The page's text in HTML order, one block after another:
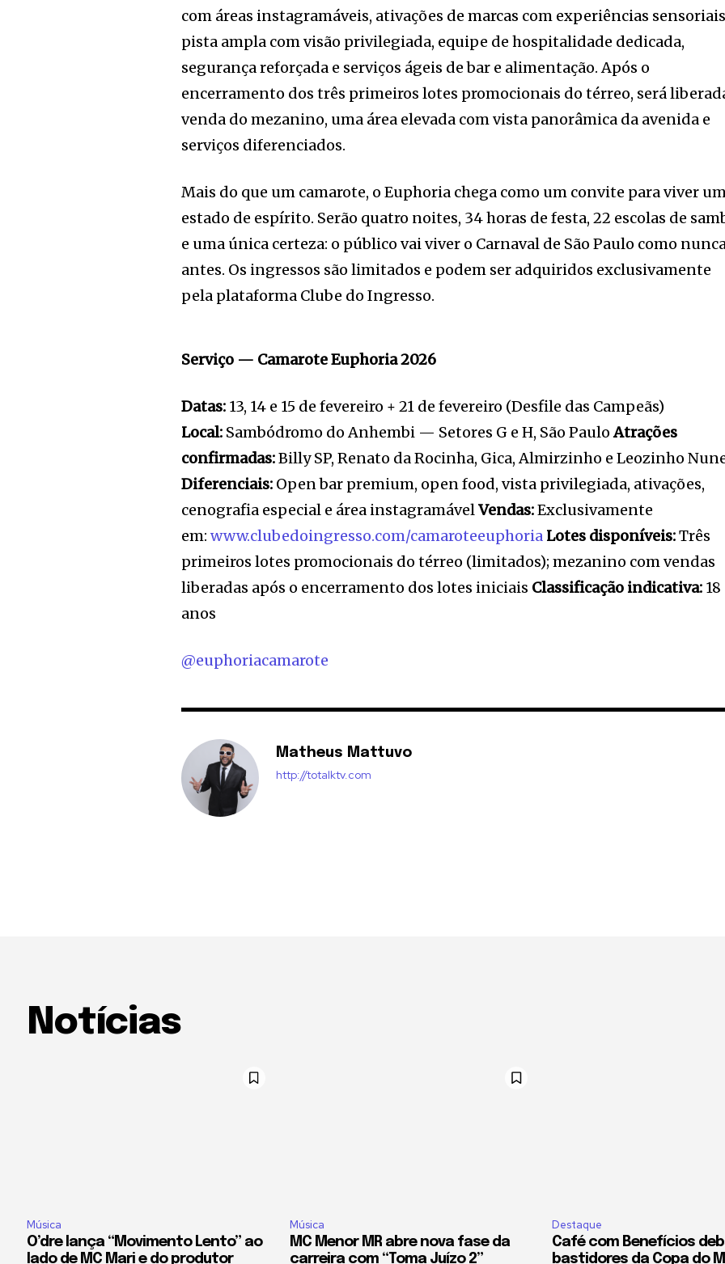
com áreas instagramáveis, ativações de marcas com experiências
pista ampla com visão privilegiada, equipe de hospitalidade dedicada,
segurança reforçada e serviços ágeis de bar e alimentação. Após o
encerramento dos três primeiros lotes promocionais do térreo, será
venda do mezanino, uma área elevada com vista panorâmica da avenida e
serviços diferenciados.
Mais do que um camarote, o Euphoria chega como um convite para viver
estado de espírito. Serão quatro noites, 34 horas de festa, 22 escolas de
e uma única certeza: o público vai viver o Carnaval de São Paulo como
antes. Os ingressos são limitados e podem ser adquiridos exclusivamente
pela plataforma Clube do Ingresso.
Serviço — Camarote Euphoria 2026
Datas: 13, 14 e 15 de fevereiro + 21 de fevereiro (Desfile das Campeãs)
Local: Sambódromo do Anhembi — Setores G e H, São PauloAtrações
confirmadas:Billy SP, Renato da Rocinha, Gica, Almirzinho e Leozinho
Diferenciais: Open bar premium, open food, vista privilegiada, ativações,
cenografia especial e área instagramávelVendas:Exclusivamente
em:www.clubedoingresso.com/camaroteeuphoria Lotes disponíveis:Três
primeiros lotes promocionais do térreo (limitados); mezanino com vendas
liberadas após o encerramento dos lotes iniciais Classificação indicativa: 18
anos
@euphoriacamarote
Matheus Mattuvo
http://totalktv.com
Notícias
Música
O’dre lança “Movimento Lento” ao
lado de MC Mari e do produtor
Música
MC Menor MR abre nova fase da
carreira com “Toma Juízo 2”
Destaque
Café com Benefícios
bastidores da Copa do